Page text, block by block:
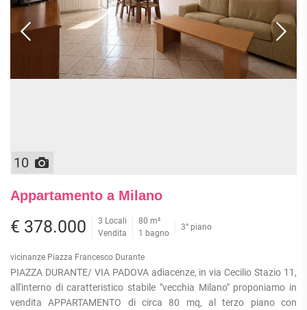
QUADRILOCALI
ATTICI
INDIPENDENTI
RUSTICI E
CASALI
UFFICI
ATTIVITÀ
COMMERCIALI
IN
GESTIONE
APPARTAMENTI
PIANO
ALTO
APPARTAMENTI
CON
GIARDINO
10
Appartamento a Milano
€ 378.000
3 Locali
Vendita
80 m²
1 bagno
3° piano
vicinanze Piazza Francesco Durante
PIAZZA DURANTE/ VIA PADOVA adiacenze, in via Cecilio Stazio 11,
all'interno di caratteristico stabile "vecchia Milano" proponiamo in
vendita APPARTAMENTO di circa 80 mq, al terzo piano con